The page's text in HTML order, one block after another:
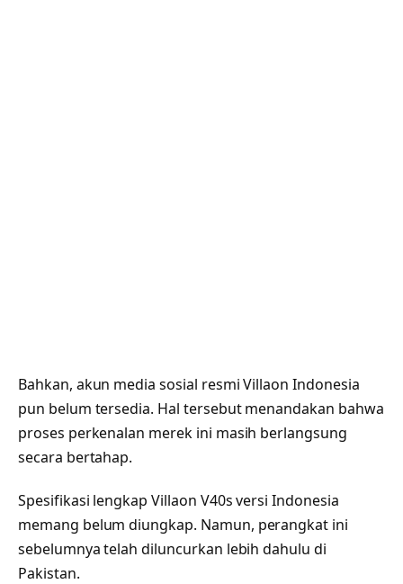
Bahkan, akun media sosial resmi Villaon Indonesia
pun belum tersedia. Hal tersebut menandakan bahwa
proses perkenalan merek ini masih berlangsung
secara bertahap.
Spesifikasi lengkap Villaon V40s versi Indonesia
memang belum diungkap. Namun, perangkat ini
sebelumnya telah diluncurkan lebih dahulu di
Pakistan.